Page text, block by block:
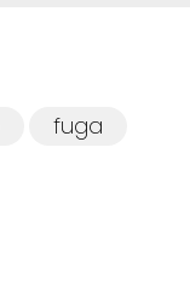
fuga